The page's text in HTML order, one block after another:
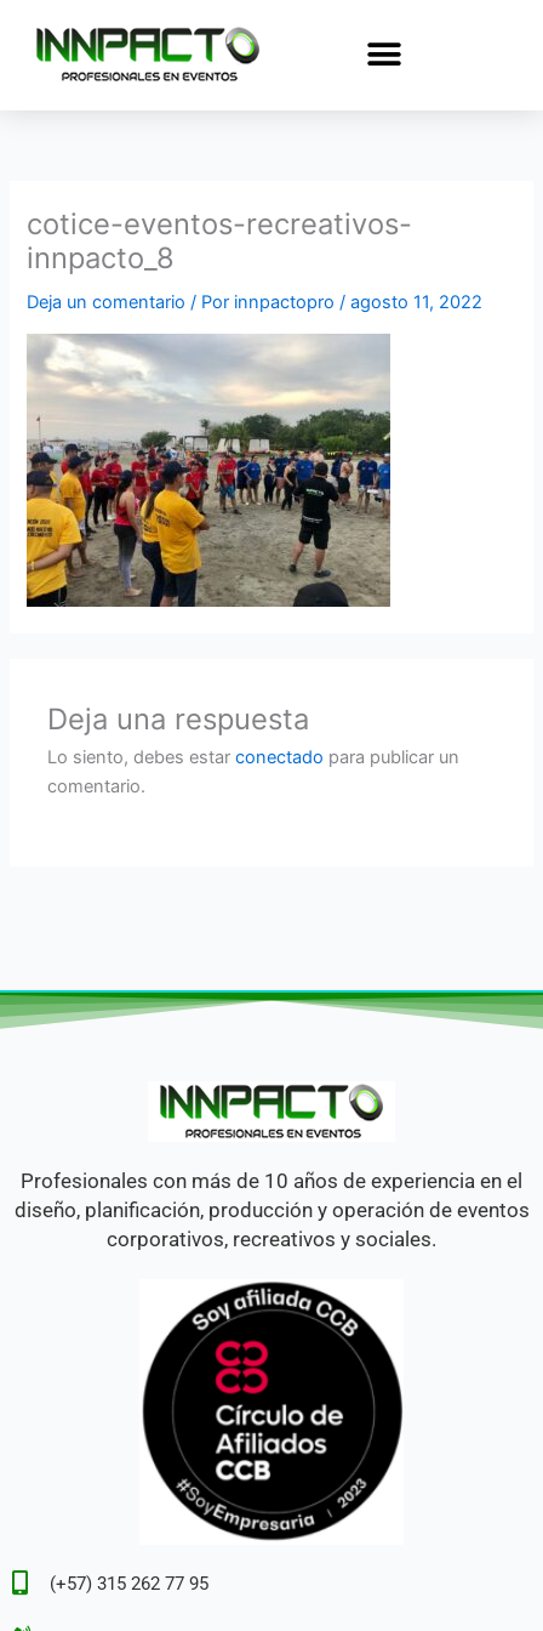
contenido
cotice-eventos-recreativos-
innpacto_8
Deja un comentario / Por innpactopro/agosto 11, 2022
Deja una respuesta
Lo siento, debes estarconectado para publicar un
comentario.
Profesionales con más de 10 años de experiencia en el
diseño, planificación, producción y operación de eventos
corporativos, recreativos y sociales.
(+57) 315 262 77 95